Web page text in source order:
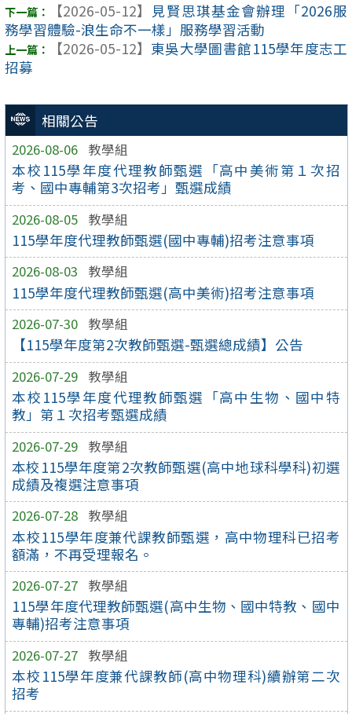
相關公告
2026-08-06 教學組
本校115學年度代理教師甄選「高中美術第１次招
考、國中專輔第3次招考」甄選成績
2026-08-05 教學組
115學年度代理教師甄選(國中專輔)招考注意事項
2026-08-03 教學組
115學年度代理教師甄選(高中美術)招考注意事項
2026-07-30 教學組
【115學年度第2次教師甄選-甄選總成績】公告
2026-07-29 教學組
本校115學年度代理教師甄選「高中生物、國中特
教」第１次招考甄選成績
2026-07-29 教學組
本校115學年度第2次教師甄選(高中地球科學科)初選
成績及複選注意事項
2026-07-28 教學組
本校115學年度兼代課教師甄選，高中物理科已招考
額滿，不再受理報名。
2026-07-27 教學組
115學年度代理教師甄選(高中生物、國中特教、國中
專輔)招考注意事項
2026-07-27 教學組
本校115學年度兼代課教師(高中物理科)續辦第二次
招考
【2026-05-12】 見賢思琪基金會辦理「2026服
務學習體驗-浪生命不一樣」服務學習活動
【2026-05-12】 東吳大學圖書館115學年度志工
招募